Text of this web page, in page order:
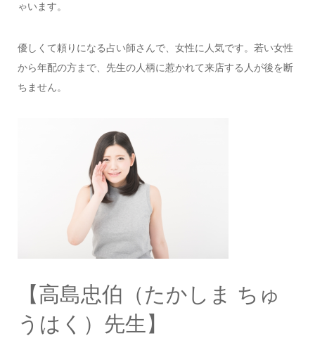
ゃいます。
優しくて頼りになる占い師さんで、女性に人気です。若い女性
から年配の方まで、先生の人柄に惹かれて来店する人が後を断
ちません。
【高島忠伯（たかしま ちゅ
うはく）先生】